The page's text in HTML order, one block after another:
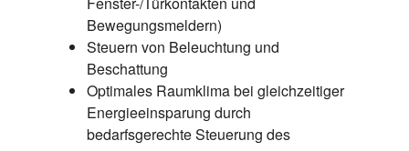
Bewegungsmeldern)
Steuern von Beleuchtung und
Beschattung
Optimales Raumklima bei gleichzeitiger
Energieeinsparung durch
bedarfsgerechte Steuerung des